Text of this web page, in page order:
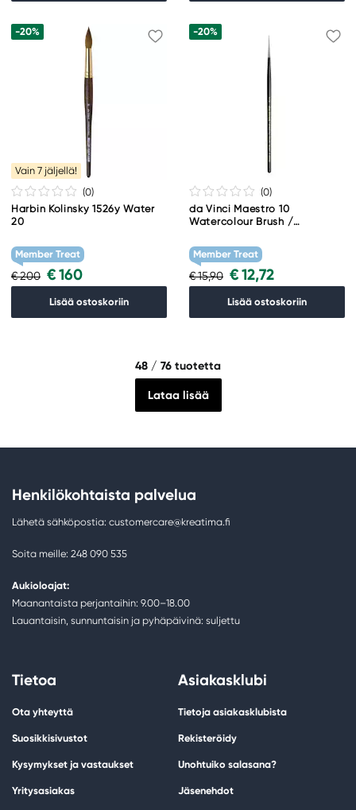
-20%
Vain 7 jäljellä!
(0)
Harbin Kolinsky 1526y Water
20
Member Treat
€ 200 € 160
Lisää ostoskoriin
-20%
(0)
da Vinci Maestro 10
Watercolour Brush /
halkaisija 0,73 mm, harjasten
pituus 5 mm
Member Treat
€ 15,90 € 12,72
Lisää ostoskoriin
48 / 76 tuotetta
Lataa lisää
Henkilökohtaista palvelua
Lähetä sähköpostia: customercare@kreatima.fi
Soita meille: 248 090 535
Aukioloajat:
Maanantaista perjantaihin: 9.00–18.00
Lauantaisin, sunnuntaisin ja pyhäpäivinä: suljettu
Tietoa
Ota yhteyttä
Suosikkisivustot
Kysymykset ja vastaukset
Yritysasiakas
Asiakasklubi
Tietoja asiakasklubista
Rekisteröidy
Unohtuiko salasana?
Jäsenehdot